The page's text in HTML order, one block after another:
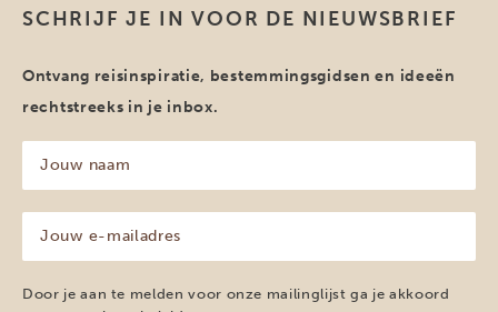
SCHRIJF JE IN VOOR DE NIEUWSBRIEF
Ontvang reisinspiratie, bestemmingsgidsen en ideeën
rechtstreeks in je inbox.
naam
(Vereist)
mailadres
(Vereist)
Door je aan te melden voor onze mailinglijst ga je akkoord